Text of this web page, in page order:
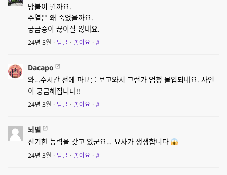
방불이 뭘까요.
주열은 왜 죽었을까요.
궁금증이 끊이질 않네요.
24년 5월 · 답글 · 좋아요 · #
Dacapo
와…수시간 전에 파묘를 보고와서 그런가 엄청 몰입되네요. 사연
이 궁금해집니다!!
24년 3월 · 답글 · 좋아요 · #
뇌빌
신기한 능력을 갖고 있군요… 묘사가 생생합니다
24년 3월 · 답글 · 좋아요 · #